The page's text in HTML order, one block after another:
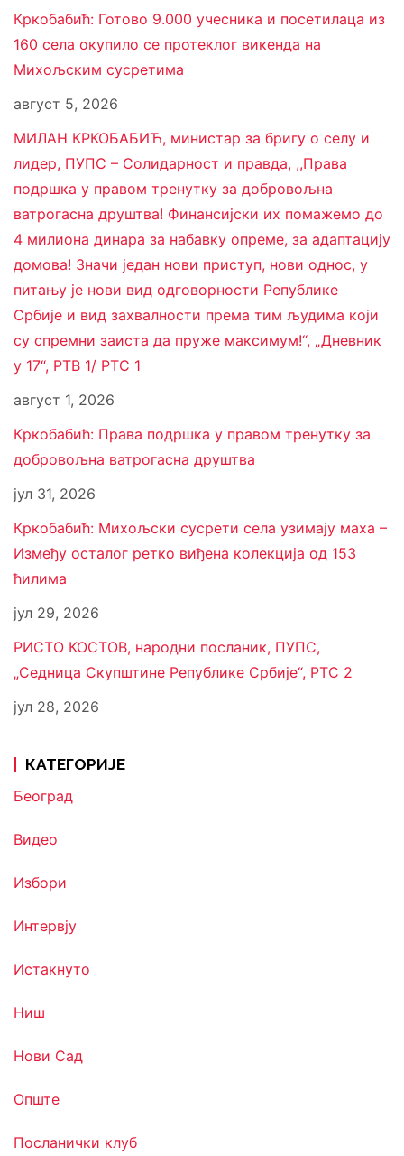
Кркобабић: Готово 9.000 учесника и посетилаца из
160 села окупило се протеклог викенда на
Михољским сусретима
август 5, 2026
МИЛАН КРКОБАБИЋ, министар за бригу о селу и
лидер, ПУПС – Солидарност и правда, ,,Права
подршка у правом тренутку за добровољна
ватрогасна друштва! Финансијски их помажемо до
4 милиона динара за набавку опреме, за адаптацију
домова! Значи један нови приступ, нови однос, у
питању је нови вид одговорности Републике
Србије и вид захвалности према тим људима који
су спремни заиста да пруже максимум!“, „Дневник
у 17“, РТВ 1/ РТС 1
август 1, 2026
Кркобабић: Права подршка у правом тренутку за
добровољна ватрогасна друштва
јул 31, 2026
Кркобабић: Михољски сусрети села узимају маха –
Између осталог ретко виђена колекција од 153
ћилима
јул 29, 2026
РИСТО КОСТОВ, народни посланик, ПУПС,
„Седница Скупштине Републике Србије“, РТС 2
јул 28, 2026
КАТЕГОРИЈЕ
Београд
Видео
Избори
Интервју
Истакнуто
Ниш
Нови Сад
Опште
Посланички клуб